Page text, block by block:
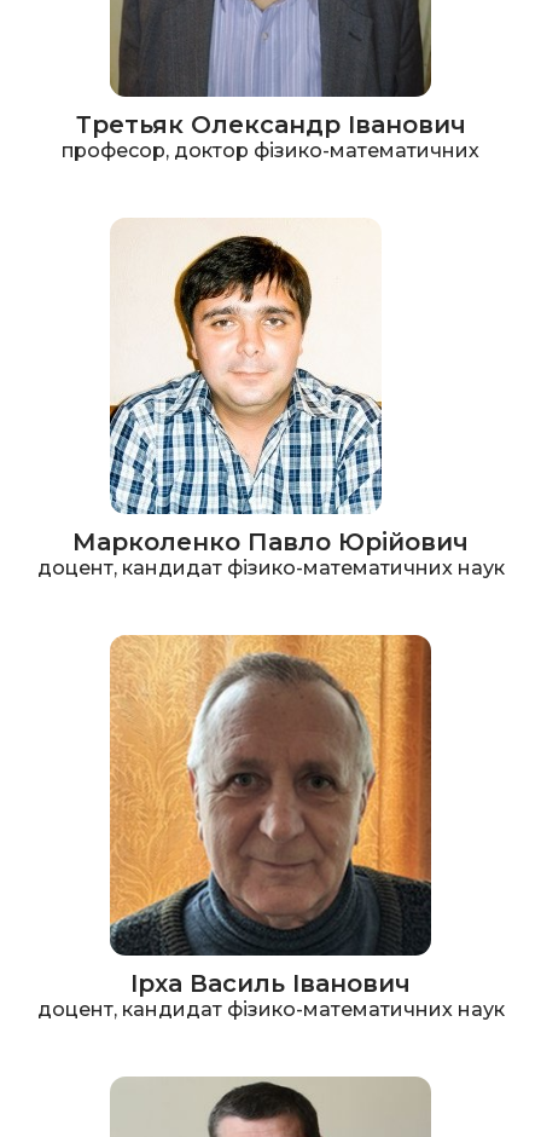
Третьяк Олександр Іванович
професор, доктор фізико-математичних
Марколенко Павло Юрійович
доцент, кандидат фізико-математичних наук
Ірха Василь Іванович
доцент, кандидат фізико-математичних наук